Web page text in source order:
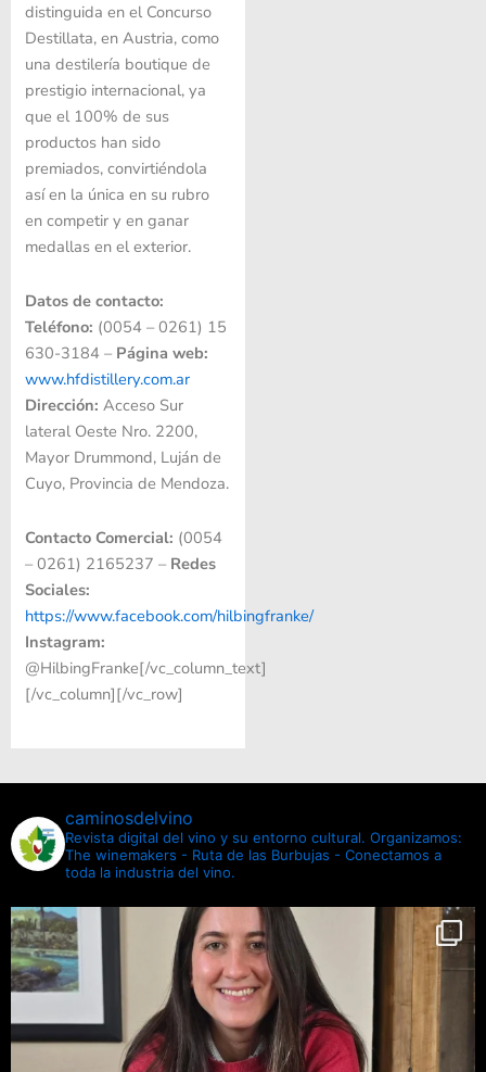
distinguida en el Concurso
Destillata, en Austria, como
una destilería boutique de
prestigio internacional, ya
que el 100% de sus
productos han sido
premiados, convirtiéndola
así en la única en su rubro
en competir y en ganar
medallas en el exterior.
Datos de contacto:
Teléfono: (0054 – 0261) 15
630-3184 – Página web:
www.hfdistillery.com.ar
Dirección: Acceso Sur
lateral Oeste Nro. 2200,
Mayor Drummond, Luján de
Cuyo, Provincia de Mendoza.
Contacto Comercial: (0054
– 0261) 2165237 – Redes
Sociales:
https://www.facebook.com/hilbingfranke/
Instagram:
@HilbingFranke[/vc_column_text]
[/vc_column][/vc_row]
caminosdelvino
Revista digital del vino y su entorno cultural. Organizamos:
The winemakers - Ruta de las Burbujas - Conectamos a
toda la industria del vino.